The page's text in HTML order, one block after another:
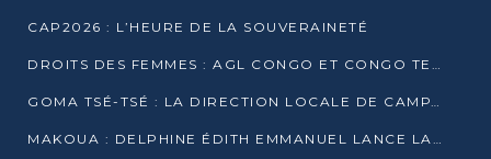
CAP2026 : L’HEURE DE LA SOUVERAINETÉ
DROITS DES FEMMES : AGL CONGO ET CONGO TERMINAL METTENT EN AVANT LE LEADERSHIP FÉMININ
GOMA TSÉ-TSÉ : LA DIRECTION LOCALE DE CAMPAGNE INTENSIFIE LA SENSIBILISATION DANS LES VILLAGES
MAKOUA : DELPHINE ÉDITH EMMANUEL LANCE LA CAMPAGNE POUR DENIS SASSOU-N’GUESSO